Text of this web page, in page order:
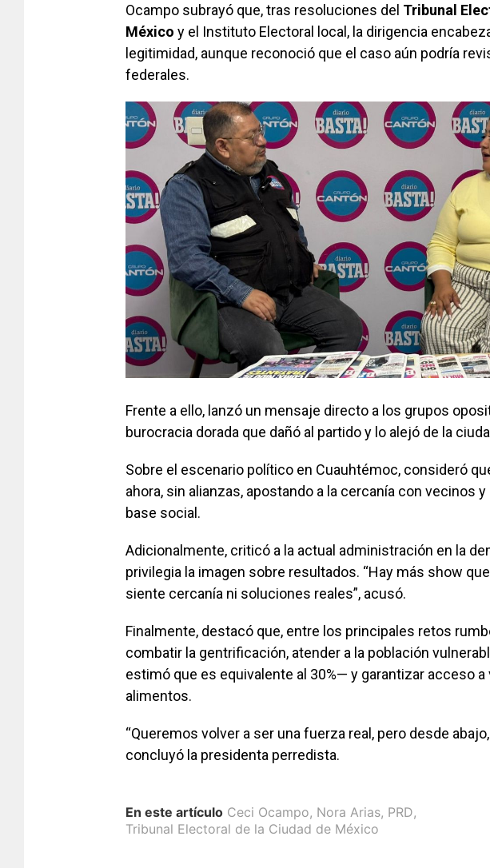
Ocampo subrayó que, tras resoluciones del Tribunal
México y el Instituto Electoral local, la dirigencia
legitimidad, aunque reconoció que el caso aún podría
federales.
Frente a ello, lanzó un mensaje directo a los grupos
burocracia dorada que dañó al partido y lo alejó de la
Sobre el escenario político en Cuauhtémoc, consideró
ahora, sin alianzas, apostando a la cercanía con vecinos
base social.
Adicionalmente, criticó a la actual administración en la
privilegia la imagen sobre resultados. “Hay más show
siente cercanía ni soluciones reales”, acusó.
Finalmente, destacó que, entre los principales retos
combatir la gentrificación, atender a la población
estimó que es equivalente al 30%— y garantizar acceso a
alimentos.
“Queremos volver a ser una fuerza real, pero desde
concluyó la presidenta perredista.
En este artículo Ceci Ocampo, Nora Arias, PRD,
Tribunal Electoral de la Ciudad de México